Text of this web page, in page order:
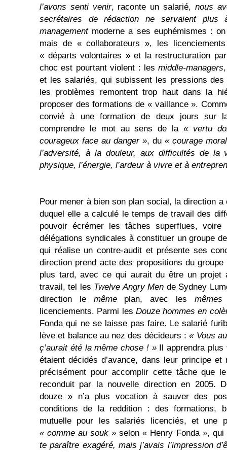
l’avons senti venir, raconte un salarié, nous
secrétaires de rédaction ne servaient plus
managementmoderne a ses euphémismes : on
mais de « collaborateurs », les
« départs volontaires » et la restructuration
choc est pourtant violent : lesmiddle-managers
et les salariés, qui subissent les pressions
les problèmes remontent trop haut dans la
proposer des formations de « vaillance ».
convié à une formation de deux jours sur
comprendre le mot au sens de la « vertu
courageux face au danger », du « courage
l’adversité, à la douleur, aux difficultés de la
physique, l’énergie, l’ardeur à vivre et à
Pour mener à bien son plan social, la direction
duquel elle a calculé le temps de travail des
pouvoir écrémer les tâches superflues,
délégations syndicales à constituer un groupe
qui réalise un contre-audit et présente ses
direction prend acte des propositions du
plus tard, avec ce qui aurait du être un projet
travail, tel les Twelve Angry Men de Sydney
direction le mêmeplan, avec les mêmes
licenciements. Parmi les Douze hommes en
Fonda qui ne se laisse pas faire. Le salarié
lève et balance au nez des décideurs :« Vous
ç’aurait été la même chose ! »Il apprendra plus
étaient décidés d’avance, dans leur principe et
précisément pour accomplir cette tâche que
reconduit par la nouvelle direction en 2005.
douze » n’a plus vocation à sauver des
conditions de la reddition : des formations,
mutuelle pour les salariés licenciés, et une
« comme au souk » selon « Henry Fonda »,
te paraître exagéré, mais j’avais l’impression